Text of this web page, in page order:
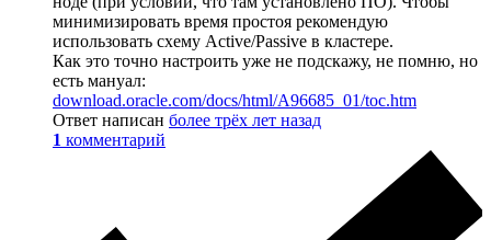
минимизировать время простоя рекомендую
использовать схему Active/Passive в кластере.
Как это точно настроить уже не подскажу, не помню, но
есть мануал:
download.oracle.com/docs/html/A96685_01/toc.htm
Ответ написан более трёх лет назад
1 комментарий